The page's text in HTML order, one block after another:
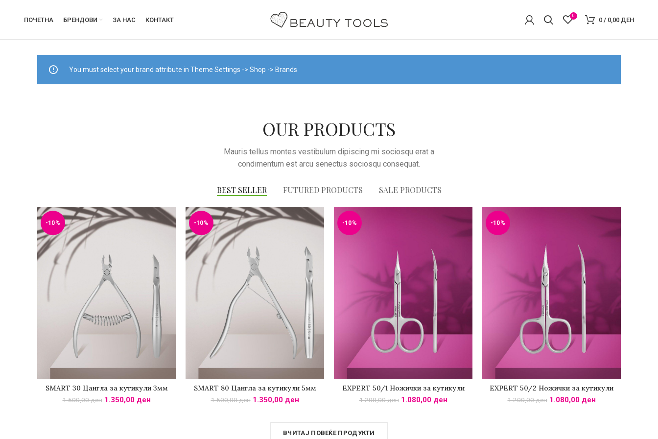
ПОЧЕТНА БРЕНДОВИ ЗА НАС КОНТАКТ
0
0 / 0,00 ДЕН
You must select your brand attribute in Theme Settings -> Shop -> Brands
OUR PRODUCTS
Mauris tellus montes vestibulum dipiscing mi sociosqu erat a
condimentum est arcu senectus sociosqu consequat.
BEST SELLER FUTURED PRODUCTS SALE PRODUCTS
-10%
ДОДАДИ ВО КОШНИЧКА
SMART 30 Цангла за кутикули 3мм
1.500,00ден 1.350,00 ден
-10%
ДОДАДИ ВО КОШНИЧКА
SMART 80 Цангла за кутикули 5мм
1.500,00ден 1.350,00 ден
-10%
ДОДАДИ ВО КОШНИЧКА
EXPERT 50/1 Ножички за кутикули
1.200,00ден 1.080,00 ден
-10%
ДОДАДИ ВО КОШНИЧКА
EXPERT 50/2 Ножички за кутикули
1.200,00ден 1.080,00 ден
ВЧИТАЈ ПОВЕЌЕ ПРОДУКТИ